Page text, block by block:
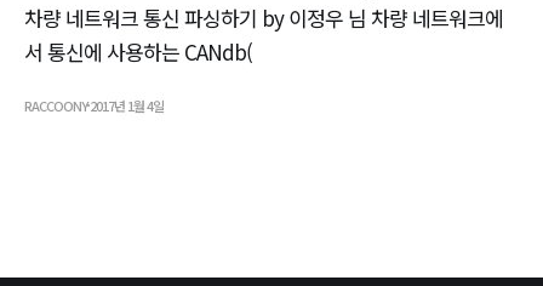
차량 네트워크 통신 파싱하기 by 이정우 님 차량 네트워크에
서 통신에 사용하는 CANdb(
RACCOONY2017년 1월 4일